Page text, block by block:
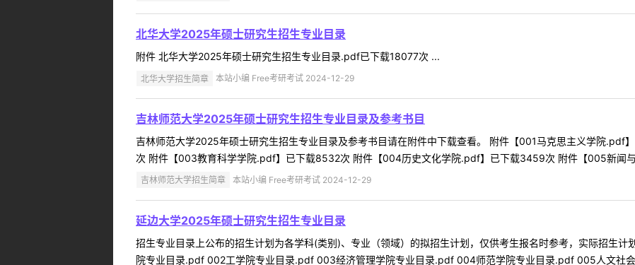
北华大学2025年硕士研究生招生专业目录
附件 北华大学2025年硕士研究生招生专业目录.pdf已下载18077次 ...
北华大学招生简章 本站小编 Free考研考试 2024-12-29
吉林师范大学2025年硕士研究生招生专业目录及参考书目
吉林师范大学2025年硕士研究生招生专业目录及参考书目请在附件中下载查看。 附件【001马克思主义学院
次 附件【003教育科学学院.pdf】已下载8532次 附件【004历史文化学院.pdf】已下载3459次 附件【005新闻
吉林师范大学招生简章 本站小编 Free考研考试 2024-12-29
延边大学2025年硕士研究生招生专业目录
招生专业目录上公布的招生计划为各学科(类别)、专业（领域）的拟招生计划，仅供考生报名时参考，实际招生
院专业目录.pdf 002工学院专业目录.pdf 003经济管理学院专业目录.pdf 004师范学院专业目录.pdf 005人文社